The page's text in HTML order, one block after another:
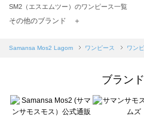
SM2（エスエムツー）のワンピース一覧
TSUHARU by Samansa Mos2（ツハルバイ
Samansa Mos2 blue（サマンサモスモス ブル
sō4ū（ソウフォーユー）のワンピース一覧
Te chichi（テチチ）のワンピース一覧
Te chichi CLASSIC（テチチ クラシック）の
その他のブランド ＋
Samansa Mos2 Lagom ワンピース ワン
ブラン